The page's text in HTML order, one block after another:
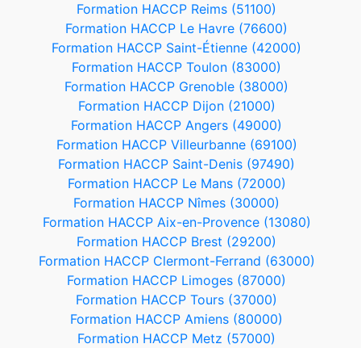
Formation HACCP Reims (51100)
Formation HACCP Le Havre (76600)
Formation HACCP Saint-Étienne (42000)
Formation HACCP Toulon (83000)
Formation HACCP Grenoble (38000)
Formation HACCP Dijon (21000)
Formation HACCP Angers (49000)
Formation HACCP Villeurbanne (69100)
Formation HACCP Saint-Denis (97490)
Formation HACCP Le Mans (72000)
Formation HACCP Nîmes (30000)
Formation HACCP Aix-en-Provence (13080)
Formation HACCP Brest (29200)
Formation HACCP Clermont-Ferrand (63000)
Formation HACCP Limoges (87000)
Formation HACCP Tours (37000)
Formation HACCP Amiens (80000)
Formation HACCP Metz (57000)